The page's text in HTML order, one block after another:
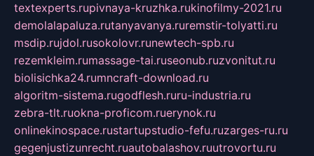
textexperts.rupivnaya-kruzhka.rukinofilmy-2021.ru
demolalapaluza.rutanyavanya.ruremstir-tolyatti.ru
msdip.rujdol.rusokolovr.runewtech-spb.ru
rezemkleim.rumassage-tai.ruseonub.ruzvonitut.ru
biolisichka24.rumncraft-download.ru
algoritm-sistema.rugodflesh.ruru-industria.ru
zebra-tlt.ruokna-proficom.ruerynok.ru
onlinekinospace.rustartupstudio-fefu.ruzarges-ru.ru
gegenjustizunrecht.ruautobalashov.ruutrovortu.ru